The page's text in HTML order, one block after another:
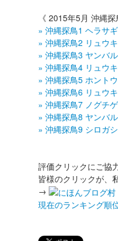
《 2015年5月 沖縄探
» 沖縄探鳥1 ヘラサギ
» 沖縄探鳥2 リュウ
» 沖縄探鳥3 ヤンバ
» 沖縄探鳥4 リュウ
» 沖縄探鳥5 ホント
» 沖縄探鳥6 リュウ
» 沖縄探鳥7 ノグチ
» 沖縄探鳥8 ヤンバ
» 沖縄探鳥9 シロガ
評価クリックにご協
皆様のクリックが、
→
現在のランキング順